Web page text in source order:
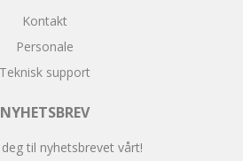
Kontakt
Personale
Teknisk support
NYHETSBREV
til nyhetsbrevet vårt!